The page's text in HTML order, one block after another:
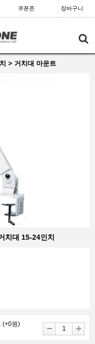
쿠폰존 장바구니
> 거치대 마운트
치대 15-24인치
(+0원)